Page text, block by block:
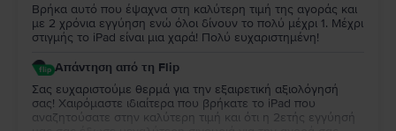
Βρήκα αυτό που έψαχνα στη καλύτερη τιμή της αγοράς και
με 2 χρόνια εγγύηση ενώ όλοι δίνουν το πολύ μέχρι 1. Μέχρι
στιγμής το iPad είναι μια χαρά! Πολύ ευχαριστημένη!
Απάντηση από τη Flip
Σας ευχαριστούμε θερμά για την εξαιρετική αξιολόγησή
σας! Χαιρόμαστε ιδιαίτερα που βρήκατε το iPad που
αναζητούσατε στην καλύτερη τιμή και ότι η 2ετής εγγύησή